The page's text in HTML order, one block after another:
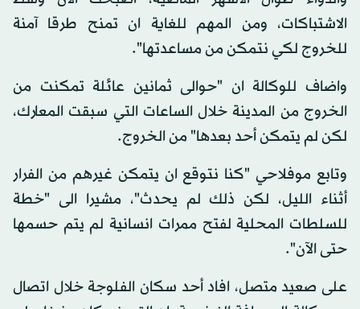
الاشتباكات، ومن المهم للغاية ان تمنح طرقا آمنة
للخروج لكي نتمكن من مساعدتها".
واضاف للوكالة ان "حوالى ثمانين عائلة تمكنت من
الخروج من المدينة خلال الساعات التي سبقت المعارك،
لكن لم يتمكن أحد بعدها" من الخروج.
وتابع موفلاحي "كنا نتوقع ان يتمكن غيرهم من الفرار
أثناء الليل، لكن ذلك لم يحدث"، مشيرا الى "خطة
للسلطات المحلية لفتح ممرات انسانية لم يتم حسمها
حتى الآن".
على صعيد متصل، افاد أحد سكان الفلوجة خلال اتصال